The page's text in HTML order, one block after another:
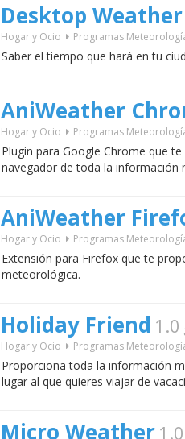
Desktop Weather
Hogar y Ocio Programas
Saber el tiempo que hará en tu
AniWeather
Hogar y Ocio Programas
Plugin para Google Chrome que
navegador de toda la información
AniWeather
Hogar y Ocio Programas
Extensión para Firefox que te
meteorológica.
Holiday Friend 1.0
Hogar y Ocio Programas
Proporciona toda la información
lugar al que quieres viajar de
Micro Weather 1.0